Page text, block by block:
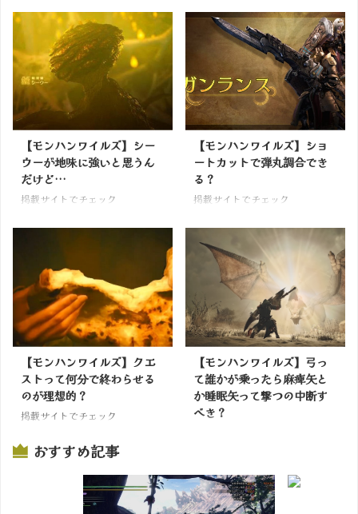
【モンハンワイルズ】シー
ウーが地味に強いと思うん
だけど…
掲載サイトでチェック
【モンハンワイルズ】ショ
ートカットで弾丸調合でき
る？
掲載サイトでチェック
【モンハンワイルズ】クエ
ストって何分で終わらせる
のが理想的？
掲載サイトでチェック
【モンハンワイルズ】弓っ
て誰かが乗ったら麻痺矢と
か睡眠矢って撃つの中断す
べき？
おすすめ記事